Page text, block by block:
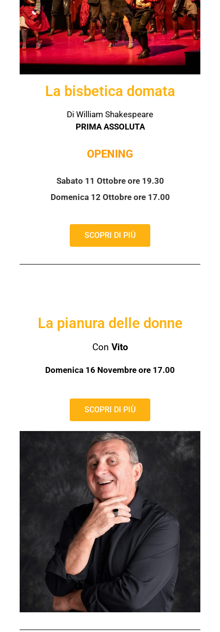
La bisbetica domata
Di William Shakespeare
PRIMA ASSOLUTA
OPENING
Sabato 11 Ottobre ore 19.30
Domenica 12 Ottobre ore 17.00
SCOPRI DI PIÙ
La pianura delle donne
Con Vito
Domenica 16 Novembre ore 17.00
SCOPRI DI PIÙ